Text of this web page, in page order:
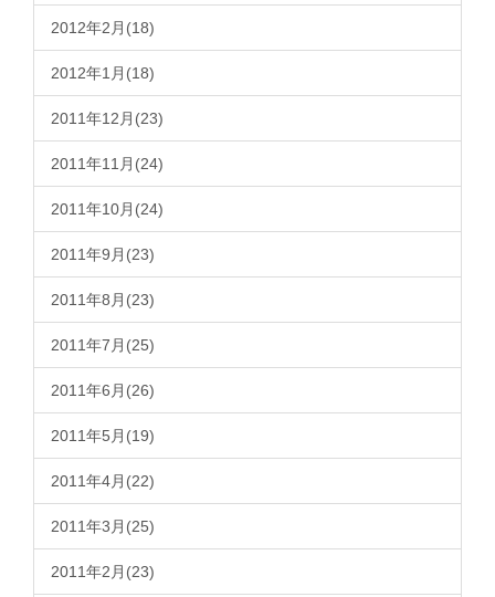
2012年2月(18)
2012年1月(18)
2011年12月(23)
2011年11月(24)
2011年10月(24)
2011年9月(23)
2011年8月(23)
2011年7月(25)
2011年6月(26)
2011年5月(19)
2011年4月(22)
2011年3月(25)
2011年2月(23)